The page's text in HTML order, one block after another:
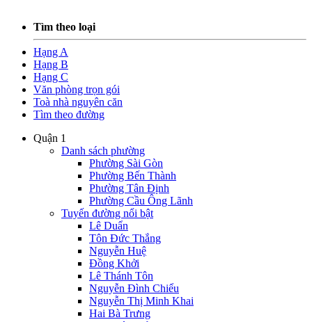
Tìm theo loại
Hạng A
Hạng B
Hạng C
Văn phòng trọn gói
Toà nhà nguyên căn
Tìm theo đường
Quận 1
Danh sách phường
Phường Sài Gòn
Phường Bến Thành
Phường Tân Định
Phường Cầu Ông Lãnh
Tuyến đường nổi bật
Lê Duẩn
Tôn Đức Thắng
Nguyễn Huệ
Đồng Khởi
Lê Thánh Tôn
Nguyễn Đình Chiểu
Nguyễn Thị Minh Khai
Hai Bà Trưng